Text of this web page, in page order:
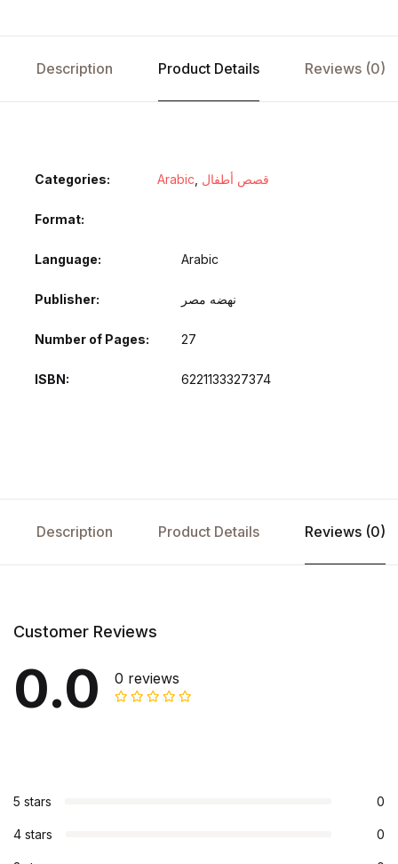
Description Product Details Reviews (0)
Categories: Arabic قصص أطفال
Format
Language Arabic
Publisher نهضه مصر
Number of Pages 27
ISBN 6221133327374
Description Product Details Reviews (0)
Customer Reviews
0.0 0 reviews
5 stars 0
4 stars 0